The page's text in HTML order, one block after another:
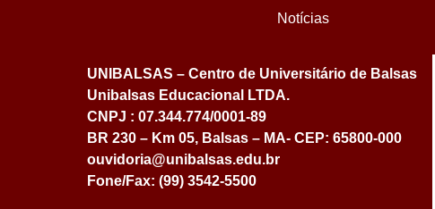
Notícias
UNIBALSAS – Centro de Universitário de Balsas
Unibalsas Educacional LTDA.
CNPJ : 07.344.774/0001-89
BR 230 – Km 05, Balsas – MA- CEP: 65800-000
ouvidoria@unibalsas.edu.br
Fone/Fax: (99) 3542-5500